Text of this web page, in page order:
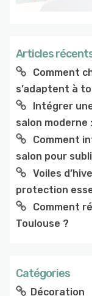
Articles
Comment
s’adaptent à
Intégrer
salon
Comment
salon pour
Voiles
protection
Comment
Toulouse ?
Catégories
Décoration